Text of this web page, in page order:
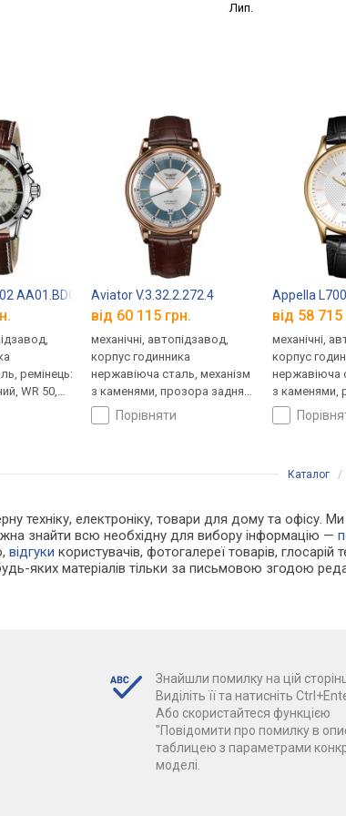
Лип.
AA01.BDC01
ремінець:
WR 50,
Aviator V.3.32.2.272.4
від 60 115 грн.
механічні, автопідзавод,
корпус годинника
нержавіюча сталь, механізм
з каменями, прозора задня
кришка, ремінець: ремінець
шкіряний, WR 100, Швейцарія
порівняти
Appella
від 58 715
механічні,
корпус
нержавіюча
з каменями,
ремінець
Швейцарія
Каталог /
техніку, електроніку, товари для дому та офісу.
знайти всю необхідну для вибору інформацію —
відгуки користувачів, фотогалереї товарів, глосарій
яких матеріалів тільки за письмовою згодою
Знайшли помилку на цій
Виділіть її та натисніть
Або скористайтеся функцією
"Повідомити про помилку в
таблицею з параметрами
моделі.